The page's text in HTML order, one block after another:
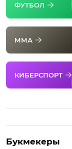
ФУТБОЛ
ММА
КИБЕРСПОРТ
Букмекеры